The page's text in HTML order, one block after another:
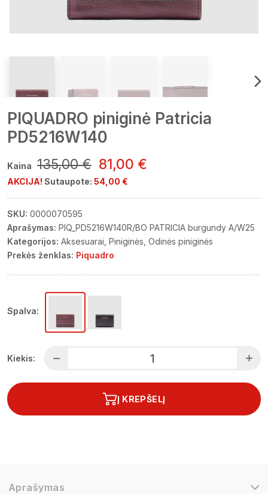
PIQUADRO piniginė Patricia
PD5216W140
Kaina 135,00 € 81,00 €
AKCIJA! Sutaupote: 54,00 €
SKU: 0000070595
Aprašymas: PIQ_PD5216W140R/BO PATRICIA burgundy A/W25
Kategorijos: Aksesuarai Piniginės Odinės piniginės
Prekės ženklas: Piquadro
Spalva:
Kiekis:
Į KREPŠELĮ
Aprašymas